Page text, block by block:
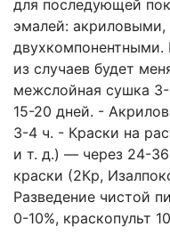
для последующей
эмалей: акриловыми,
из случаев будет
межслойная сушка
15-20 дней. -
3-4 ч. - Краски на
и т. д.) ― через 24-
краски (2Кр,
Разведение чистой
0-10%, краскопульт